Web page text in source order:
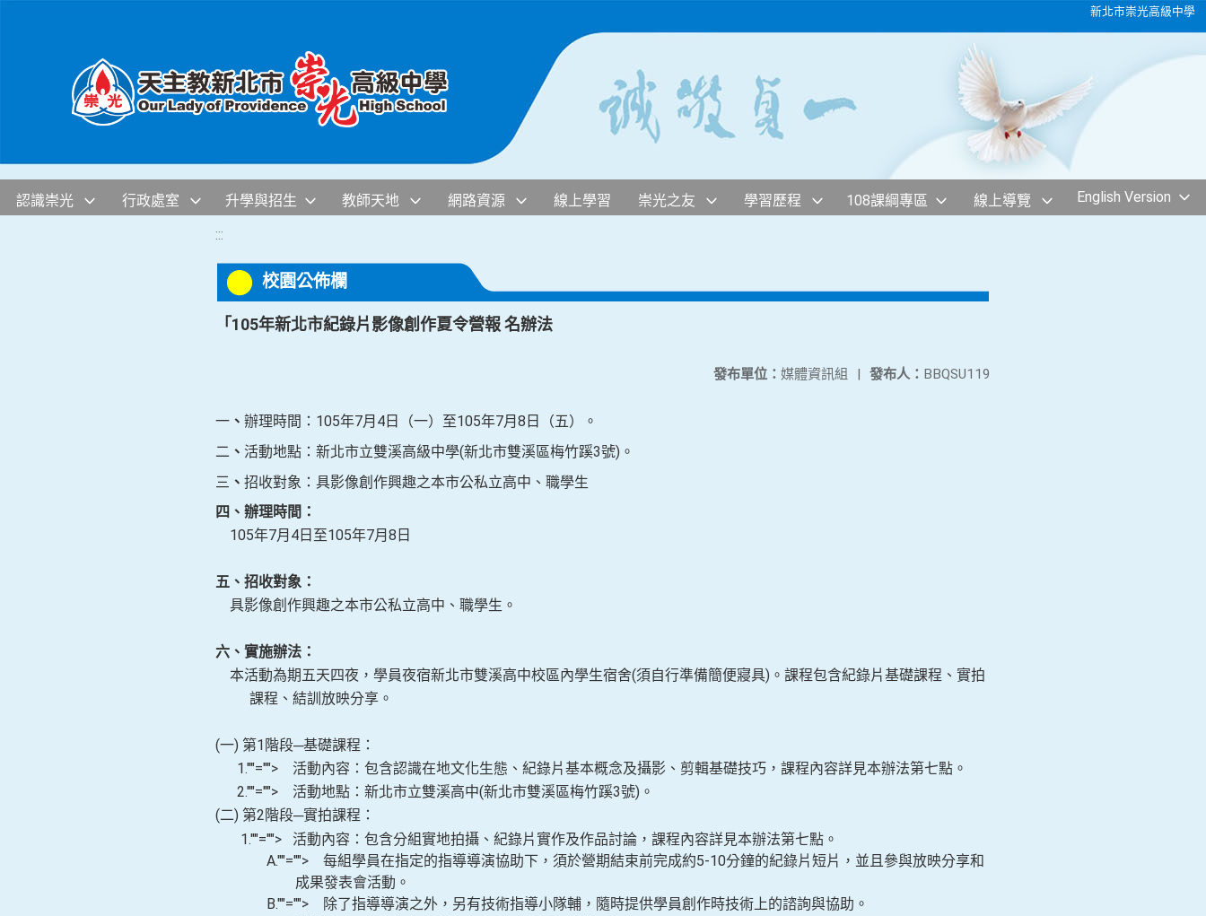
新北市崇光高級中學
認識崇光 行政處室 升學與招生 教師天地 網路資源 線上學習 崇光之友 學習歷程 108課綱專區 線上導覽 English Version
:::
校園公佈欄
「105年新北市紀錄片影像創作夏令營報 名辦法
發布人： BBQSU119
發布單位： 媒體資訊組 |
一 、 辦理時間：105年7月4日（一）至105年7月8日（五）。
二 、 活動地點：新北市立雙溪高級中學(新北市雙溪區梅竹蹊3號)。
三 、 招收對象：具影像創作興趣之本市公私立高中、職學生
四、辦理時間：
105年7月4日至105年7月8日
五、招收對象：
具影像創作興趣之本市公私立高中、職學生。
六、實施辦法：
本活動為期五天四夜，學員夜宿新北市雙溪高中校區內學生宿舍(須自行準備簡便寢具)。課程包含紀錄片基礎課程、實拍
課程、結訓放映分享。
(一) 第1階段─基礎課程：
1.""=""> 活動內容：包含認識在地文化生態、紀錄片基本概念及攝影、剪輯基礎技巧，課程內容詳見本辦法第七點。
2.""=""> 活動地點：新北市立雙溪高中(新北市雙溪區梅竹蹊3號)。
(二) 第2階段─實拍課程：
1.""=""> 活動內容：包含分組實地拍攝、紀錄片實作及作品討論，課程內容詳見本辦法第七點。
A.""=""> 每組學員在指定的指導導演協助下，須於營期結束前完成約5-10分鐘的紀錄片短片，並且參與放映分享和
成果發表會活動。
B.""="">
除了指導導演之外，另有技術指導小隊輔，隨時提供學員創作時技術上的諮詢與協助。